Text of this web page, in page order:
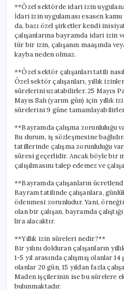
**Özel sektörde idari izin
İdari izin uygulaması esasen
da, bazı özel şirketler kendi
çalışanlarına bayramda idari izin
tür bir izin, çalışanın maaşında
kayba neden olmaz.
**Özel sektör çalışanları tatili
Özel sektör çalışanları, yıllık
sürelerini uzatabilirler. 25 Mayıs
Mayıs Salı (yarım gün) için yıllık
sürelerini 9 güne
**Bayramda çalışma zorunluluğu
Bu durum, iş sözleşmesine
tatillerinde çalışma zorunluluğu
süresi geçerlidir. Ancak böyle bir
çalışılmasını talep edemez ve
**Bayramda çalışanların
Bayram tatilinde çalışanlara,
ödenmesi zorunludur. Yani,
olan bir çalışan, bayramda
lira alacaktır.
**Yıllık izin süreleri nedir?**
Bir yılını dolduran çalışanların
1-5 yıl arasında çalışmış olanlar 14
olanlar 20 gün, 15 yıldan fazla
Maden işçilerinin ise bu sürelere
bulunmaktadır.